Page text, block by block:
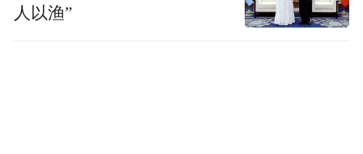
人以渔”